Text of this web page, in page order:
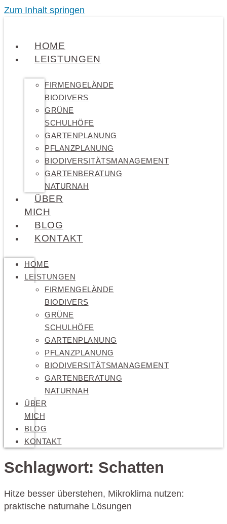
Zum Inhalt springen
HOME
LEISTUNGEN
FIRMENGELÄNDE
BIODIVERS
GRÜNE
SCHULHÖFE
GARTENPLANUNG
PFLANZPLANUNG
BIODIVERSITÄTSMANAGEMENT
GARTENBERATUNG
NATURNAH
ÜBER
MICH
BLOG
KONTAKT
HOME
LEISTUNGEN
FIRMENGELÄNDE
BIODIVERS
GRÜNE
SCHULHÖFE
GARTENPLANUNG
PFLANZPLANUNG
BIODIVERSITÄTSMANAGEMENT
GARTENBERATUNG
NATURNAH
ÜBER
MICH
BLOG
KONTAKT
Schlagwort: Schatten
Hitze besser überstehen, Mikroklima nutzen:
praktische naturnahe Lösungen